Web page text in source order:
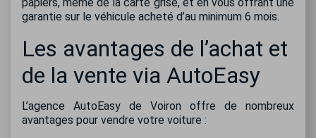
garantie sur le véhicule acheté d’au minimum 6 mois.
Les avantages de l’achat et
de la vente via AutoEasy
L’agence AutoEasy de Voiron offre de nombreux
avantages pour vendre votre voiture :